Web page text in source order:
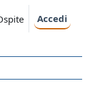
Accedi